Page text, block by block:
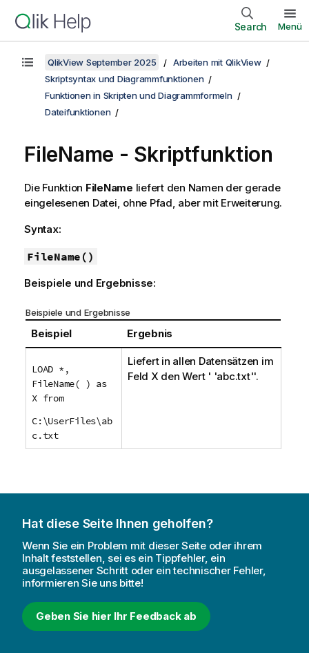
Search Menü
QlikView September 2025
Arbeiten mit QlikView
Skriptsyntax und Diagrammfunktionen
Funktionen in Skripten und Diagrammformeln
Dateifunktionen
FileName - Skriptfunktion
Die Funktion FileName liefert den Namen der gerade
eingelesenen Datei, ohne Pfad, aber mit Erweiterung.
Syntax:
FileName()
Beispiele und Ergebnisse:
Beispiele und Ergebnisse
Beispiel Ergebnis
LOAD *,
FileName( ) as
X from
C:\UserFiles\ab
c.txt
Liefert in allen Datensätzen im
Feld X den Wert ' 'abc.txt''.
Hat diese Seite Ihnen geholfen?
Wenn Sie ein Problem mit dieser Seite oder ihrem
Inhalt feststellen, sei es ein Tippfehler, ein
ausgelassener Schritt oder ein technischer Fehler,
informieren Sie uns bitte!
Geben Sie hier Ihr Feedback ab